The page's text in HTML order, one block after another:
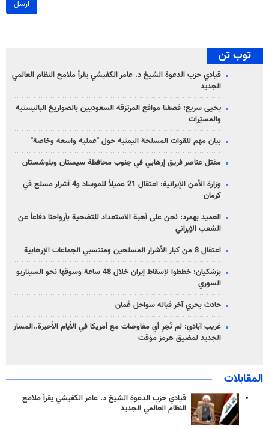
ارسل
توب تن
قيادي حزب الدعوة الشيخ د. عامر الكفيشي يقرأ ملامح النظام العالمي
الجديد
يحيى سريع: قصفنا مواقع المرتزقة السعوديين بالصواريخ الباليستية
والمسيّرات
بيان مهم للقوات المسلحة اليمنية حول "عملية واسعة وخاصة"
مقتل عناصر فريق إرهابي في جنوب محافظة سيستان وبلوشستان
وزارة الأمن الإيرانية: اعتقال 21 عميلاً للموساد و4 أشرار مسلح في
كرمان
العميد بهمرد: نحن على أهبة الاستعداد للتضحية بأرواحنا دفاعاً عن
الشعب الإيراني
اعتقال 8 من كبار الأشرار المسلحين ومنتسبي الجماعات الإرهابية
بزشكيان: خططوا لإسقاط إيران خلال 48 ساعة وسوقها نحو السيناريو
السوري
حادث بحري آخر قبالة سواحل عُمان
غريب آبادي: لم نُجرِ أي مفاوضات مع أمريكا في الأيام الأخيرة..المسار
الجديد لمضيق هرمز مؤقت
المقابلات
قيادي حزب الدعوة الشيخ د. عامر الكفيشي يقرأ ملامح
النظام العالمي الجديد